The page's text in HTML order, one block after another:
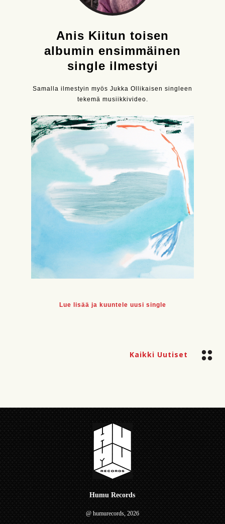
Anis Kiitun toisen
albumin ensimmäinen
single ilmestyi
Samalla ilmestyin myös Jukka Ollikaisen singleen
tekemä musiikkivideo.
Lue lisää ja kuuntele uusi single
Kaikki Uutiset
Humu Records
@ humurecords, 2026